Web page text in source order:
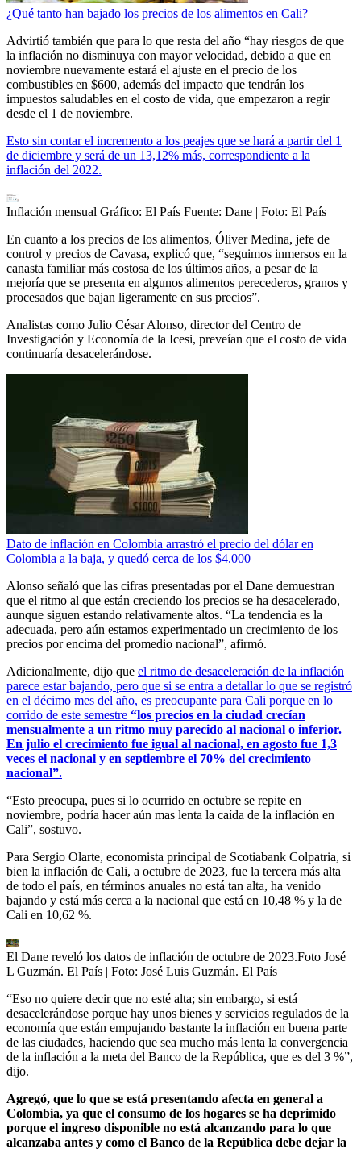
¿Qué tanto han bajado los precios de los alimentos en Cali?
Advirtió también que para lo que resta del año “hay riesgos de que
la inflación no disminuya con mayor velocidad, debido a que en
noviembre nuevamente estará el ajuste en el precio de los
combustibles en $600, además del impacto que tendrán los
impuestos saludables en el costo de vida, que empezaron a regir
desde el 1 de noviembre.
Esto sin contar el incremento a los peajes que se hará a partir del 1
de diciembre y será de un 13,12% más, correspondiente a la
inflación del 2022.
Inflación mensual Gráfico: El País Fuente: Dane | Foto: El País
En cuanto a los precios de los alimentos, Óliver Medina, jefe de
control y precios de Cavasa, explicó que, “seguimos inmersos en la
canasta familiar más costosa de los últimos años, a pesar de la
mejoría que se presenta en algunos alimentos perecederos, granos y
procesados que bajan ligeramente en sus precios”.
Analistas como Julio César Alonso, director del Centro de
Investigación y Economía de la Icesi, preveían que el costo de vida
continuaría desacelerándose.
Dato de inflación en Colombia arrastró el precio del dólar en
Colombia a la baja, y quedó cerca de los $4.000
Alonso señaló que las cifras presentadas por el Dane demuestran
que el ritmo al que están creciendo los precios se ha desacelerado,
aunque siguen estando relativamente altos. “La tendencia es la
adecuada, pero aún estamos experimentado un crecimiento de los
precios por encima del promedio nacional”, afirmó.
Adicionalmente, dijo que el ritmo de desaceleración de la inflación
parece estar bajando, pero que si se entra a detallar lo que se registró
en el décimo mes del año, es preocupante para Cali porque en lo
corrido de este semestre “los precios en la ciudad crecían
mensualmente a un ritmo muy parecido al nacional o inferior.
En julio el crecimiento fue igual al nacional, en agosto fue 1,3
veces el nacional y en septiembre el 70% del crecimiento
nacional”.
“Esto preocupa, pues si lo ocurrido en octubre se repite en
noviembre, podría hacer aún mas lenta la caída de la inflación en
Cali”, sostuvo.
Para Sergio Olarte, economista principal de Scotiabank Colpatria, si
bien la inflación de Cali, a octubre de 2023, fue la tercera más alta
de todo el país, en términos anuales no está tan alta, ha venido
bajando y está más cerca a la nacional que está en 10,48 % y la de
Cali en 10,62 %.
El Dane reveló los datos de inflación de octubre de 2023.Foto José
L Guzmán. El País | Foto: José Luis Guzmán. El País
“Eso no quiere decir que no esté alta; sin embargo, si está
desacelerándose porque hay unos bienes y servicios regulados de la
economía que están empujando bastante la inflación en buena parte
de las ciudades, haciendo que sea mucho más lenta la convergencia
de la inflación a la meta del Banco de la República, que es del 3 %”,
dijo.
Agregó, que lo que se está presentando afecta en general a
Colombia, ya que el consumo de los hogares se ha deprimido
porque el ingreso disponible no está alcanzando para lo que
alcanzaba antes y como el Banco de la República debe dejar la